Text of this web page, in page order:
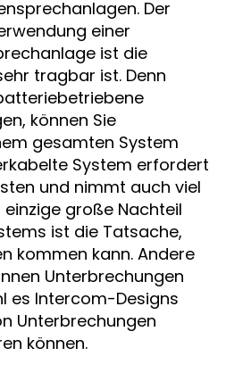
Der
einer
ist die
tragbar ist. Denn
können Sie
gesamten System
System erfordert
und nimmt auch viel
einzige große Nachteil
ist die Tatsache,
kommen kann. Andere
Unterbrechungen
es Intercom-Designs
Unterbrechungen
können.